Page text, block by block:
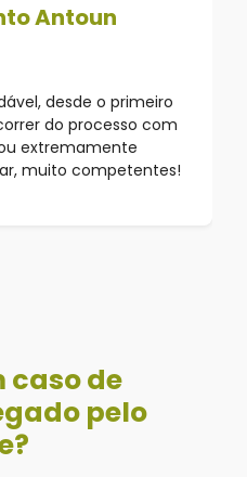
Antoun
desde o primeiro
do processo com
extremamente
muito competentes!
caso de
pelo